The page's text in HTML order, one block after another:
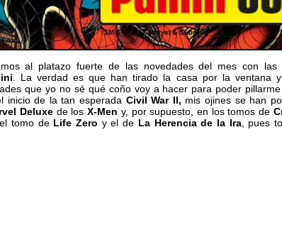
al platazo fuerte de las novedades del mes con
. La verdad es que han tirado la casa por la ventana
que yo no sé qué coño voy a hacer para poder
inicio de la tan esperada Civil War II, mis ojines se han
Deluxe de los X-Men y, por supuesto, en los tomos de
tomo de Life Zero y el de La Herencia de la Ira, pues